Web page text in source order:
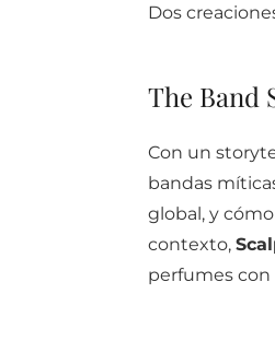
Dos
The Band
Con un
bandas
global, y
contexto,
perfumes con